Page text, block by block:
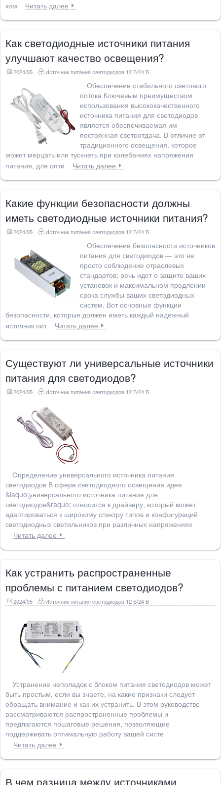
ком
Читать далее
Как светодиодные источники питания
улучшают качество освещения?
2024/05 Источник питания светодиодов 12 В/24 В
Обеспечение стабильного светового
потока Ключевым преимуществом
использования высококачественного
источника питания для светодиодов
является обеспечиваемая им
постоянная светоотдача. В отличие от
традиционного освещения, которое
может мерцать или тускнеть при колебаниях напряжения
питания, для опти
Читать далее
Какие функции безопасности должны
иметь светодиодные источники питания?
2024/05 Источник питания светодиодов 12 В/24 В
Обеспечение безопасности источников
питания для светодиодов — это не
просто соблюдение отраслевых
стандартов; речь идет о защите ваших
установок и максимальном продлении
срока службы ваших светодиодных
систем. Вот основные функции
безопасности, которые должен иметь каждый надежный
источник пит
Читать далее
Существуют ли универсальные источники
питания для светодиодов?
2024/05 Источник питания светодиодов 12 В/24 В
Определение универсального источника питания
светодиодов В сфере светодиодного освещения идея
&laquo;универсального источника питания для
светодиодов&raquo; относится к драйверу, который может
адаптироваться к широкому спектру типов и конфигураций
светодиодных светильников при различных напряжениях
Читать далее
Как устранить распространенные
проблемы с питанием светодиодов?
2024/05 Источник питания светодиодов 12 В/24 В
Устранение неполадок с блоком питания светодиодов может
быть простым, если вы знаете, на какие признаки следует
обращать внимание и как их устранить. В этом руководстве
рассматриваются распространенные проблемы и
предлагаются пошаговые решения, позволяющие
поддерживать оптимальную работу вашей систе
Читать далее
В чем разница между источниками